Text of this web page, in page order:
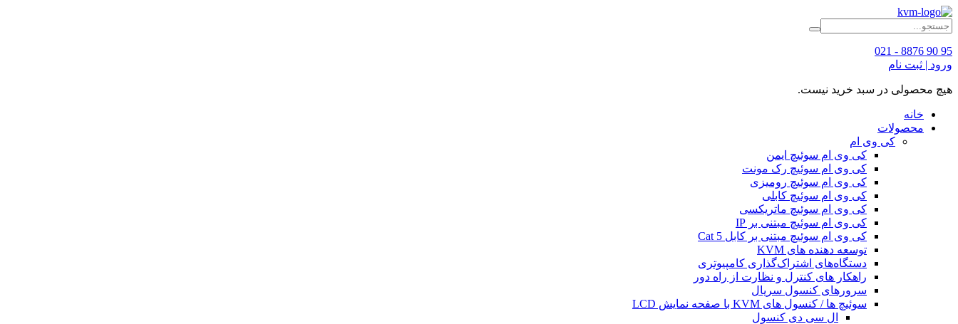
95 90 8876 - 021
ورود | ثبت نام
هیچ محصولی در سبد خرید نیست.
خانه
محصولات
کی وی ام
کی وی ام سوئیچ ایمن
کی وی ام سوئیچ رک مونت
کی وی ام سوئیچ رومیزی
کی وی ام سوئیچ کابلی
کی وی ام سوئیچ ماتریکسی
کی وی ام سوئیچ مبتنی بر IP
کی وی ام سوئیچ مبتنی بر کابل Cat 5
توسعه دهنده های KVM
دستگاه‌های اشتراک‌گذاری کامپیوتری
راهکار های کنترل و نظارت از راه دور
سرورهای کنسول سریال
سوئیچ ها / کنسول های KVM با صفحه نمایش LCD
ال سی دی کنسول